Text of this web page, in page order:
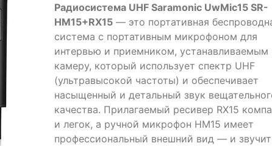
out
on
customer
ratings
Радиосистема UHF Saramonic UwMic15 SR-
HM15+RX15— это портативная
система с портативным микрофоном для
интервью и приемником, устанавливаемым
камеру, который использует спектр UHF
(ультравысокой частоты) и обеспечивает
насыщенный и детальный звук
качества. Прилагаемый ресивер RX15
и легок, а ручной микрофон HM15 имеет
профессиональный внешний вид — и звучит